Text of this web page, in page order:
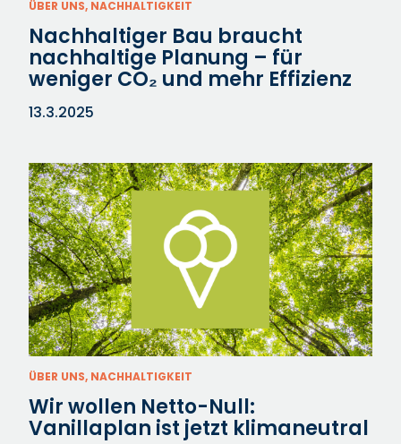
ÜBER UNS, NACHHALTIGKEIT
Nachhaltiger Bau braucht
nachhaltige Planung – für
weniger CO₂ und mehr Effizienz
13.3.2025
ÜBER UNS, NACHHALTIGKEIT
Wir wollen Netto-Null:
Vanillaplan ist jetzt klimaneutral